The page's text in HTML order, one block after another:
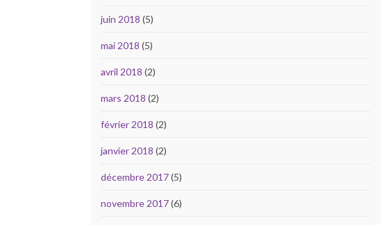
juin 2018 (5)
mai 2018 (5)
avril 2018 (2)
mars 2018 (2)
février 2018 (2)
janvier 2018 (2)
décembre 2017(5)
novembre 2017(6)